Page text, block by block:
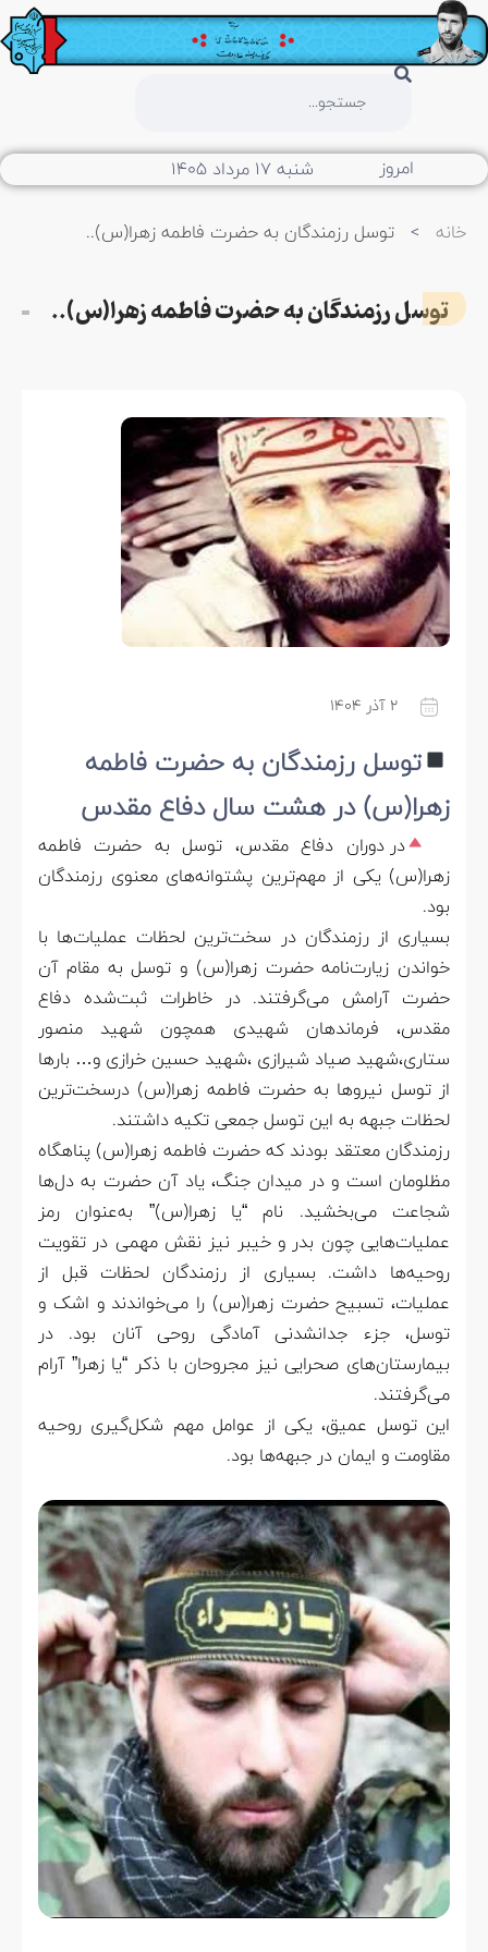
امروز شنبه ۱۷ مرداد ۱۴۰۵
خانه > توسل رزمندگان به حضرت فاطمه زهرا(س)..
توسل رزمندگان به حضرت فاطمه زهرا(س)..
۲ آذر ۱۴۰۴
توسل رزمندگان به حضرت فاطمه
زهرا(س) در هشت سال دفاع مقدس
در دوران دفاع مقدس، توسل به حضرت فاطمه
زهرا(س) یکی از مهم‌ترین پشتوانه‌های معنوی رزمندگان
بود.
بسیاری از رزمندگان در سخت‌ترین لحظات عملیات‌ها با
خواندن زیارت‌نامه حضرت زهرا(س) و توسل به مقام آن
حضرت آرامش می‌گرفتند. در خاطرات ثبت‌شده دفاع
مقدس، فرماندهان شهیدی همچون شهید منصور
ستاری،شهید صیاد شیرازی ،شهید حسین خرازی و… بارها
از توسل نیروها به حضرت فاطمه زهرا(س) درسخت‌ترین
لحظات جبهه به این توسل جمعی تکیه داشتند.
رزمندگان معتقد بودند که حضرت فاطمه زهرا(س) پناهگاه
مظلومان است و در میدان جنگ، یاد آن حضرت به دل‌ها
شجاعت می‌بخشید. نام “یا زهرا(س)” به‌عنوان رمز
عملیات‌هایی چون بدر و خیبر نیز نقش مهمی در تقویت
روحیه‌ها داشت. بسیاری از رزمندگان لحظات قبل از
عملیات، تسبیح حضرت زهرا(س) را می‌خواندند و اشک و
توسل، جزء جدانشدنی آمادگی روحی آنان بود. در
بیمارستان‌های صحرایی نیز مجروحان با ذکر “یا زهرا” آرام
می‌گرفتند.
این توسل عمیق، یکی از عوامل مهم شکل‌گیری روحیه
مقاومت و ایمان در جبهه‌ها بود.